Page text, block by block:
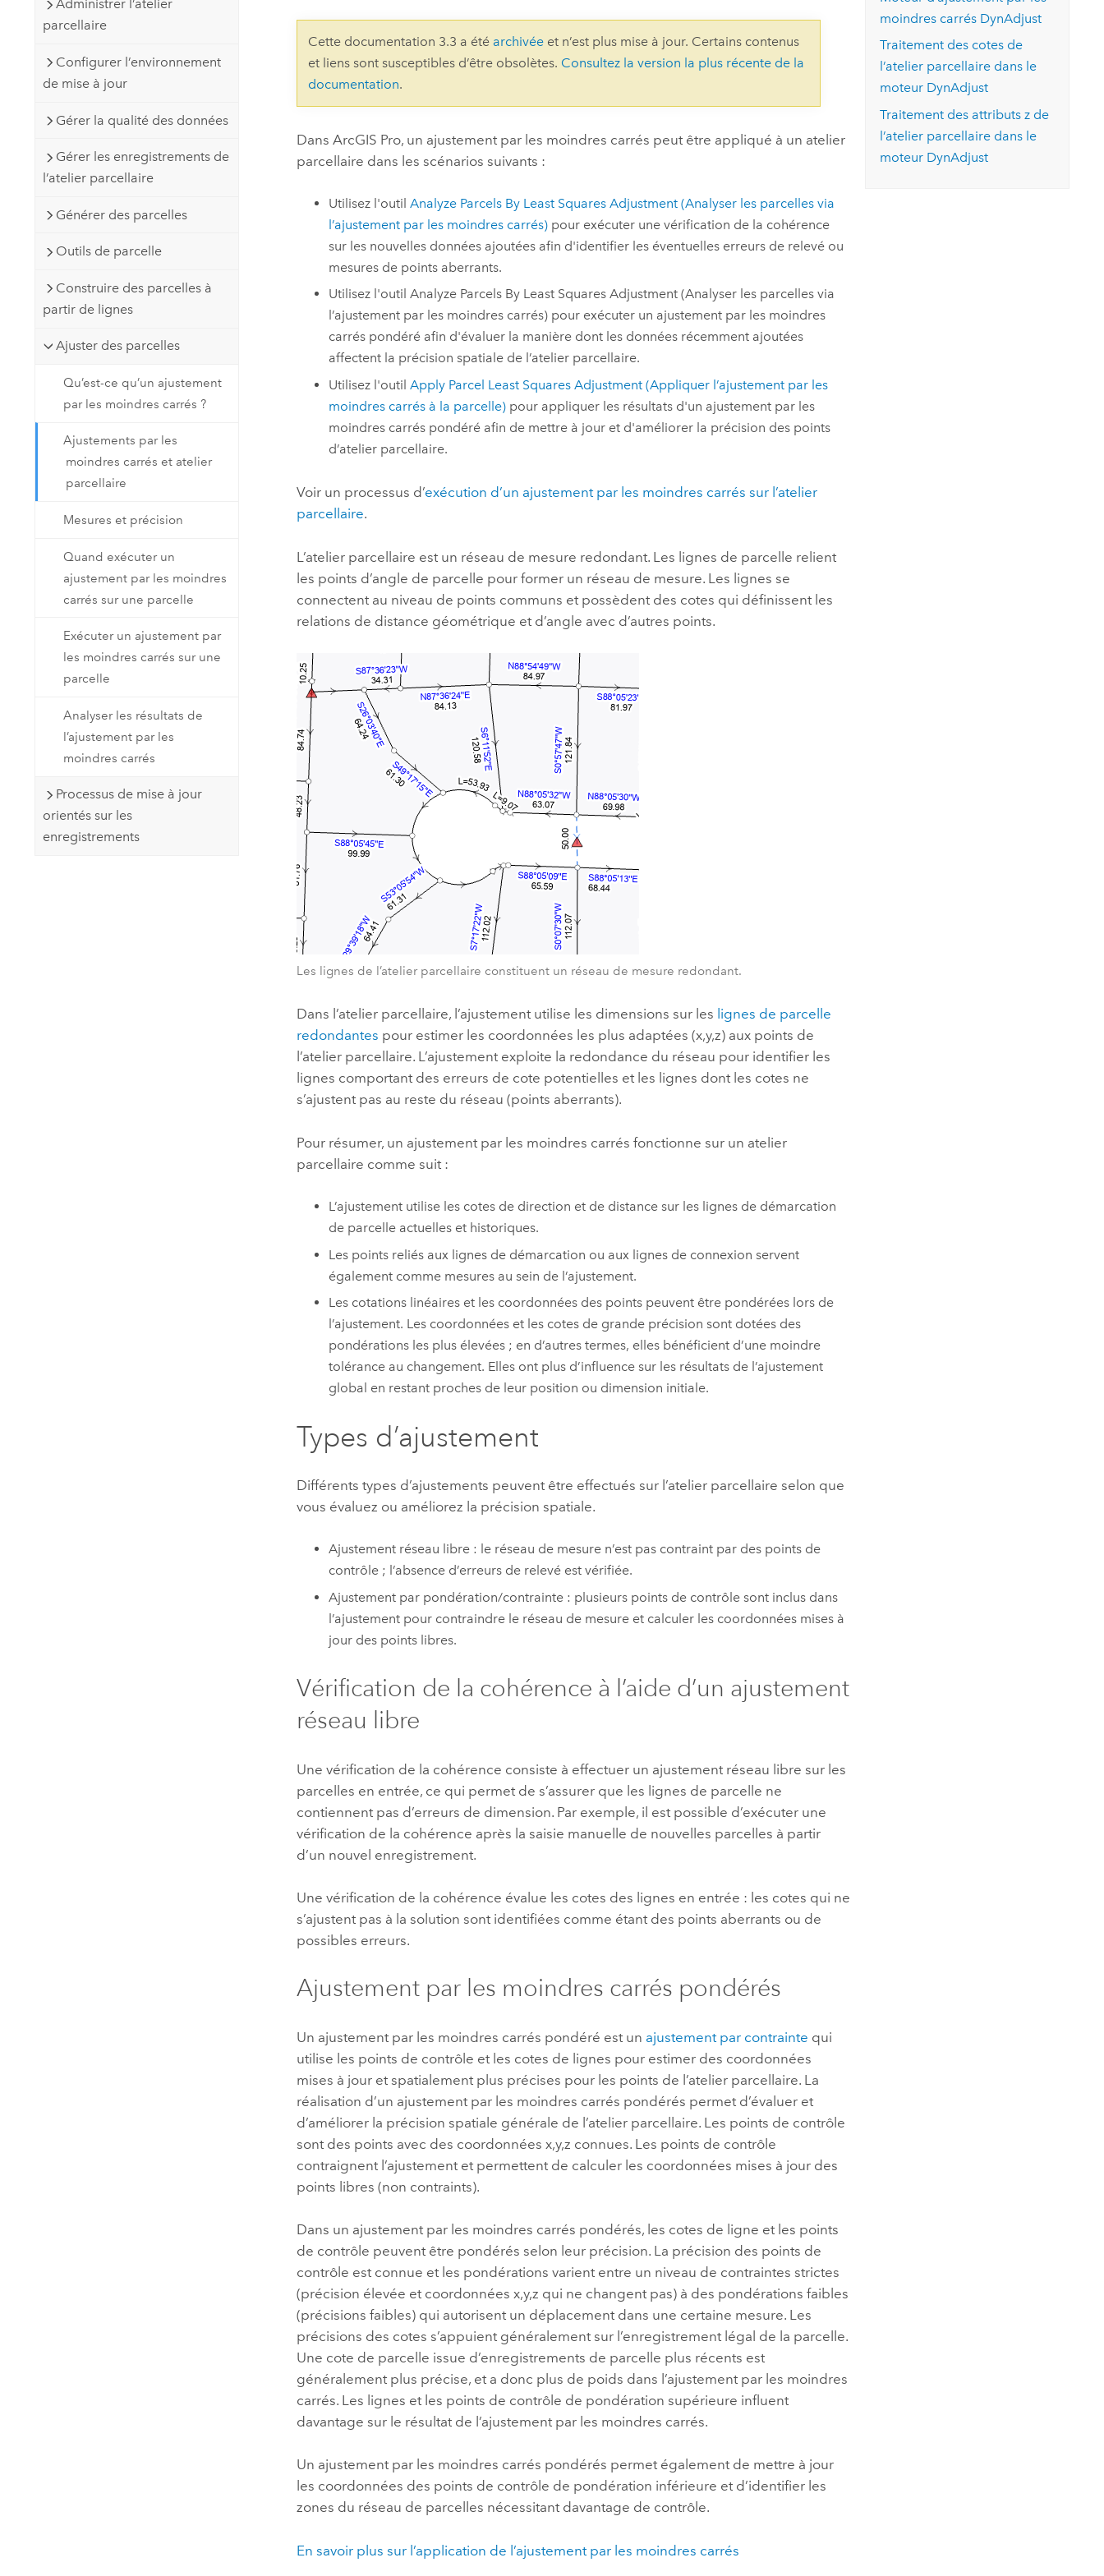
cartographie et d’analyse spatiale
Tous les produits
essai gratuit.
Explorer ce cours
professionnels et
technologiques
perspectives et
tendances de
l’univers
Tous les récits
Lire le récit
Administrer l’atelier
parcellaire
Configurer l’environnement
de mise à jour
Gérer la qualité des données
Gérer les enregistrements de
l’atelier parcellaire
Générer des parcelles
Outils de parcelle
Construire des parcelles à
partir de lignes
Ajuster des parcelles
Qu’est-ce qu’un ajustement
par les moindres carrés ?
Ajustements par les
moindres carrés et atelier
parcellaire
Mesures et précision
Quand exécuter un
ajustement par les moindres
carrés sur une parcelle
Exécuter un ajustement par
les moindres carrés sur une
parcelle
Analyser les résultats de
l’ajustement par les
moindres carrés
Processus de mise à jour
orientés sur les
enregistrements
Cette documentation 3.3 a été archivée et n’est plus mise à jour. Certains contenus
et liens sont susceptibles d’être obsolètes. Consultez la version la plus récente de la
documentation.
DansArcGIS Pro, un ajustement par les moindres carrés peut être appliqué à un atelier
parcellaire dans les scénarios suivants :
Utilisez l'outil Analyze Parcels By Least Squares Adjustment (Analyser les parcelles via
l’ajustement par les moindres carrés)pour exécuter une vérification de la cohérence
sur les nouvelles données ajoutées afin d'identifier les éventuelles erreurs de relevé ou
mesures de points aberrants.
Utilisez l'outil Analyze Parcels By Least Squares Adjustment (Analyser les parcelles via
l’ajustement par les moindres carrés)pour exécuter un ajustement par les moindres
carrés pondéré afin d'évaluer la manière dont les données récemment ajoutées
affectent la précision spatiale de l’atelier parcellaire.
Utilisez l'outil Apply Parcel Least Squares Adjustment (Appliquer l’ajustement par les
moindres carrés à la parcelle)pour appliquer les résultats d'un ajustement par les
moindres carrés pondéré afin de mettre à jour et d'améliorer la précision des points
d’atelier parcellaire.
Voir un processus d’exécution d’un ajustement par les moindres carrés sur l’atelier
parcellaire.
L’atelier parcellaire est un réseau de mesure redondant. Les lignes de parcelle relient
les points d’angle de parcelle pour former un réseau de mesure. Les lignes se
connectent au niveau de points communs et possèdent des cotes qui définissent les
relations de distance géométrique et d’angle avec d’autres points.
Les lignes de l’atelier parcellaire constituent un réseau de mesure redondant.
Dans l’atelier parcellaire, l’ajustement utilise les dimensions sur les lignes de parcelle
redondantes pour estimer les coordonnées les plus adaptées (x,y,z) aux points de
l’atelier parcellaire. L’ajustement exploite la redondance du réseau pour identifier les
lignes comportant des erreurs de cote potentielles et les lignes dont les cotes ne
s’ajustent pas au reste du réseau (points aberrants).
Pour résumer, un ajustement par les moindres carrés fonctionne sur un atelier
parcellaire comme suit :
L’ajustement utilise les cotes de direction et de distance sur les lignes de démarcation
de parcelle actuelles et historiques.
Les points reliés aux lignes de démarcation ou aux lignes de connexion servent
également comme mesures au sein de l’ajustement.
Les cotations linéaires et les coordonnées des points peuvent être pondérées lors de
l’ajustement. Les coordonnées et les cotes de grande précision sont dotées des
pondérations les plus élevées ; en d’autres termes, elles bénéficient d’une moindre
tolérance au changement. Elles ont plus d’influence sur les résultats de l’ajustement
global en restant proches de leur position ou dimension initiale.
Types d’ajustement
Différents types d’ajustements peuvent être effectués sur l’atelier parcellaire selon que
vous évaluez ou améliorez la précision spatiale.
Ajustement réseau libre : le réseau de mesure n’est pas contraint par des points de
contrôle ; l’absence d’erreurs de relevé est vérifiée.
Ajustement par pondération/contrainte : plusieurs points de contrôle sont inclus dans
l’ajustement pour contraindre le réseau de mesure et calculer les coordonnées mises à
jour des points libres.
Vérification de la cohérence à l’aide d’un ajustement
réseau libre
Une vérification de la cohérence consiste à effectuer un ajustement réseau libre sur les
parcelles en entrée, ce qui permet de s’assurer que les lignes de parcelle ne
contiennent pas d’erreurs de dimension. Par exemple, il est possible d’exécuter une
vérification de la cohérence après la saisie manuelle de nouvelles parcelles à partir
d’un nouvel enregistrement.
Une vérification de la cohérence évalue les cotes des lignes en entrée : les cotes qui ne
s’ajustent pas à la solution sont identifiées comme étant des points aberrants ou de
possibles erreurs.
Ajustement par les moindres carrés pondérés
Un ajustement par les moindres carrés pondéré est un ajustement par contrainte qui
utilise les points de contrôle et les cotes de lignes pour estimer des coordonnées
mises à jour et spatialement plus précises pour les points de l’atelier parcellaire. La
réalisation d’un ajustement par les moindres carrés pondérés permet d’évaluer et
d’améliorer la précision spatiale générale de l’atelier parcellaire. Les points de contrôle
sont des points avec des coordonnées x,y,z connues. Les points de contrôle
contraignent l’ajustement et permettent de calculer les coordonnées mises à jour des
points libres (non contraints).
Dans un ajustement par les moindres carrés pondérés, les cotes de ligne et les points
de contrôle peuvent être pondérés selon leur précision. La précision des points de
contrôle est connue et les pondérations varient entre un niveau de contraintes strictes
(précision élevée et coordonnées x,y,z qui ne changent pas) à des pondérations faibles
(précisions faibles) qui autorisent un déplacement dans une certaine mesure. Les
précisions des cotes s’appuient généralement sur l’enregistrement légal de la parcelle.
Une cote de parcelle issue d’enregistrements de parcelle plus récents est
généralement plus précise, et a donc plus de poids dans l’ajustement par les moindres
carrés. Les lignes et les points de contrôle de pondération supérieure influent
davantage sur le résultat de l’ajustement par les moindres carrés.
Un ajustement par les moindres carrés pondérés permet également de mettre à jour
les coordonnées des points de contrôle de pondération inférieure et d’identifier les
zones du réseau de parcelles nécessitant davantage de contrôle.
En savoir plus sur l’application de l’ajustement par les moindres carrés
moindres carrés DynAdjust
Traitement des cotes de
l’atelier parcellaire dans le
moteur DynAdjust
Traitement des attributs z de
l’atelier parcellaire dans le
moteur DynAdjust